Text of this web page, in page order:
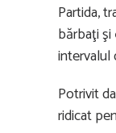
Partida,
bărbaţi şi
intervalul
Potrivit
ridicat